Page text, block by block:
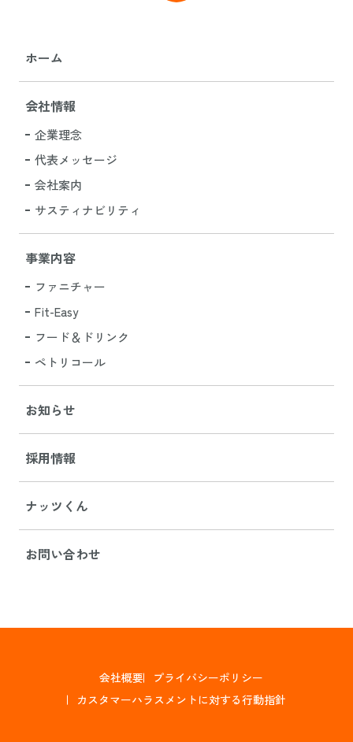
ホーム
会社情報
企業理念
代表メッセージ
会社案内
サスティナビリティ
事業内容
ファニチャー
Fit-Easy
フード＆ドリンク
ペトリコール
お知らせ
採用情報
ナッツくん
お問い合わせ
会社概要
プライバシーポリシー
カスタマーハラスメントに対する行動指針